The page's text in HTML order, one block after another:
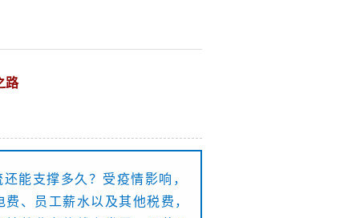
路
能支撑多久？ 受疫情影响，
、员工薪水以及其他税费，